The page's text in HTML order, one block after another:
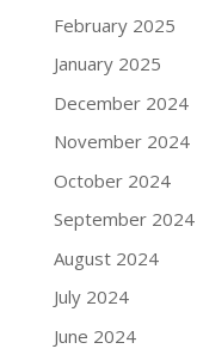
February 2025
January 2025
December 2024
November 2024
October 2024
September 2024
August 2024
July 2024
June 2024